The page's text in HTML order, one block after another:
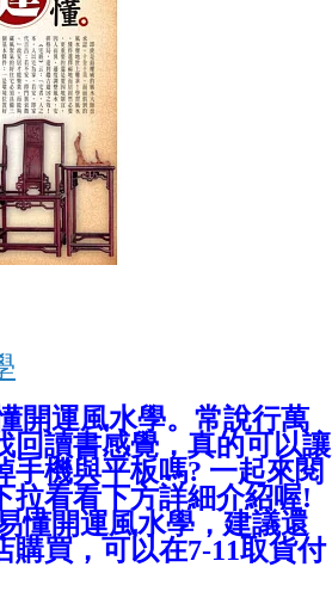
開運風水學。常說行萬
回讀書感覺，真的可以讓
手機與平板嗎? 一起來閱
拉看看下方詳細介紹喔!
懂開運風水學 ， 建議還
購買，可以在7-11取貨付